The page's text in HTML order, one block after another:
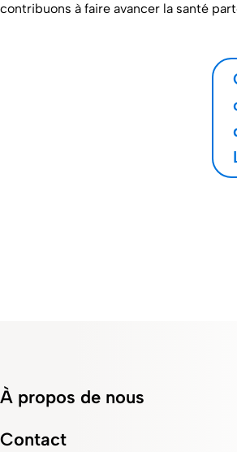
contribuons à faire avancer la santé
À propos de nous
Contact